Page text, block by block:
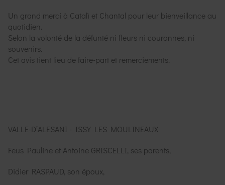
Un grand merci à Catalì et Chantal pour leur bienveillance au
quotidien.
Selon la volonté de la défunté ni fleurs ni couronnes, ni
souvenirs.
Cet avis tient lieu de faire-part et remerciements.
VALLE-D’ALESANI - ISSY LES MOULINEAUX
Feus Pauline et Antoine GRISCELLI, ses parents,
Didier RASPAUD, son époux,